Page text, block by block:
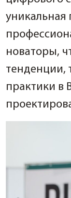
уникальная
новаторы,
тенденции,
практики в